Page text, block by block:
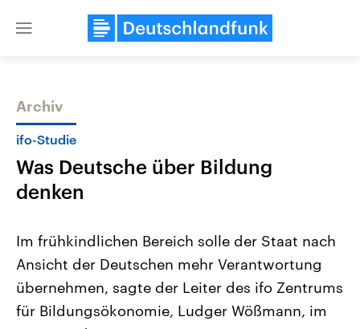
Close
Themen
Landtagswahl Sachsen-Anhalt
2026
Alle Informationen
Sachsen-Anhalt wählt am 6.
USA
Aktuelle Beiträge,
Hintergründe
Wirtschaftlich und
Archiv
ifo-Studie
Was Deutsche über Bildung
denken
Im frühkindlichen Bereich solle der Staat nach
Ansicht der Deutschen mehr Verantwortung
übernehmen, sagte der Leiter des ifo Zentrums
für Bildungsökonomie, Ludger Wößmann, im